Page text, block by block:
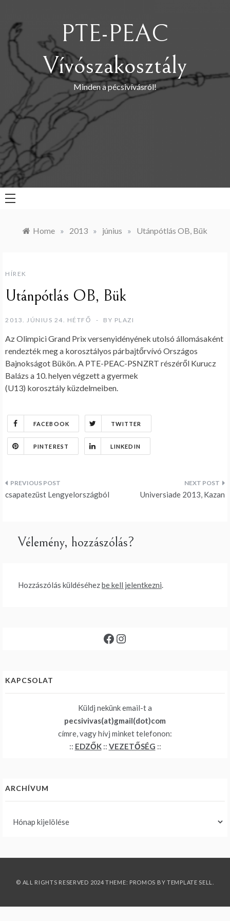
content
PTE-PEAC
Vívószakosztály
Minden a pécsivívásról!
Home » 2013 » június » Utánpótlás OB, Bük
HÍREK
Utánpótlás OB, Bük
2013. JÚNIUS 24. HÉTFŐ BY PLAZI
Az Olimpici Grand Prix versenyidényének utolsó állomásaként
rendezték meg a korosztályos párbajtőrvívó Országos
Bajnokságot Bükön. A PTE-PEAC-PSNZRT részéről Kurucz
Balázs a 10. helyen végzett a gyermek
(U13) korosztály küzdelmeiben.
FACEBOOK TWITTER
PINTEREST LINKEDIN
Bejegyzés
csapatezüst Lengyelországból Universiade 2013, Kazan
Vélemény, hozzászólás?
Hozzászólás küldéséhezbe kell jelentkezni.
Facebook
Instagram
KAPCSOLAT
Küldj nekünk email-t a
pecsivivas(at)gmail(dot)com
címre, vagy hívj minket telefonon:
:: EDZŐK:: VEZETŐSÉG ::
ARCHÍVUM
© ALL RIGHTS RESERVED 2024 THEME: PROMOS BY TEMPLATE SELL